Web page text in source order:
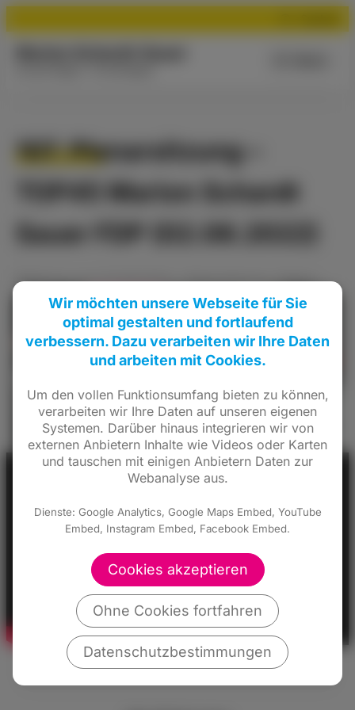
107. Plenarsitzung –
TOP45 Marion Schardt
Sauer FDP (02.06.2022)
Meldungvom03.06.2022•Plenarsitzung,Videos
Wir möchten unsere Webseite für Sie
optimal gestalten und fortlaufend
verbessern. Dazu verarbeiten wir Ihre Daten
und arbeiten mit Cookies.
Um den vollen Funktionsumfang bieten zu können,
verarbeiten wir Ihre Daten auf unseren eigenen
Systemen. Darüber hinaus integrieren wir von
externen Anbietern Inhalte wie Videos oder Karten
und tauschen mit einigen Anbietern Daten zur
Webanalyse aus.
Dienste: Google Analytics, Google Maps Embed, YouTube
Embed, Instagram Embed, Facebook Embed.
Cookies akzeptieren
Ohne Cookies fortfahren
Datenschutzbestimmungen